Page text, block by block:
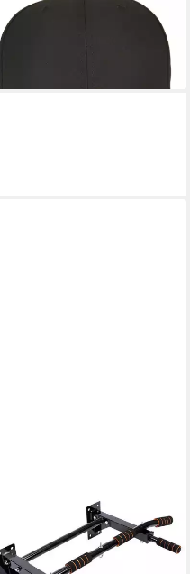
ab 22,90 €
lieferbar - in 2-3 Werktagen bei dir
Klimmzugstange Türrahmen
Wand Pull Up Bar
Wandmontage